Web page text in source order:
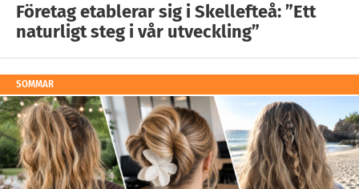
Företag etablerar sig i Skellefteå: ”Ett
naturligt steg i vår utveckling”
SOMMAR